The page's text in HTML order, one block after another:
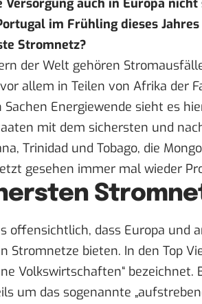
Versorgung auch in Europa
im Frühling dieses
Stromnetz?
der Welt gehören
allem in Teilen von Afrika der
Sachen Energiewende sieht es
mit dem sichersten und
Trinidad und Tobago, die
gesehen immer mal wieder
offensichtlich, dass Europa und
Stromnetze bieten. In den Top
Volkswirtschaften“ bezeichnet.
um das sogenannte